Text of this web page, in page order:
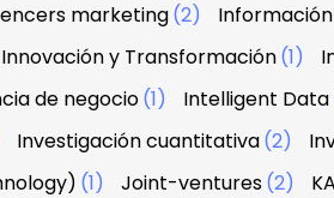
marketing(2)
Innovación y Transformación(1)
de negocio(1) Intelligent Data
Investigación cuantitativa(2)
(1) Joint-ventures(2)